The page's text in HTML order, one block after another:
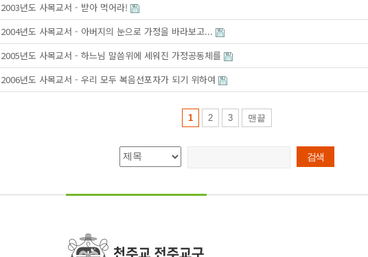
2003년도 사목교서 - 받아 먹어라!
2004년도 사목교서 - 아버지의 눈으로 가정을 바라보고...
2005년도 사목교서 - 하느님 말씀위에 세워진 가정공동체를
2006년도 사목교서 - 우리 모두 복음선포자가 되기 위하여
1 2 3 맨끝